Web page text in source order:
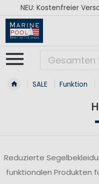
NEU: Kostenfreier
SALE Funktion
Reduzierte
funktionalen Produkten